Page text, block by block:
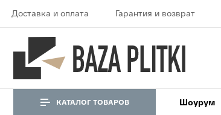
Доставка и оплата Гарантия и возврат
КАТАЛОГ ТОВАРОВ Шоурум